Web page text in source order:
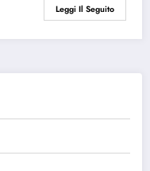
Leggi Il Seguito